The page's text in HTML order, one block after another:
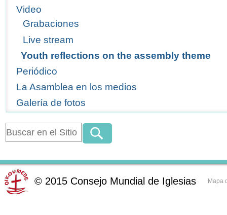
Video
Grabaciones
Live stream
Youth reflections on the assembly theme
Periódico
La Asamblea en los medios
Galería de fotos
© 2015 Consejo Mundial de Iglesias Mapa